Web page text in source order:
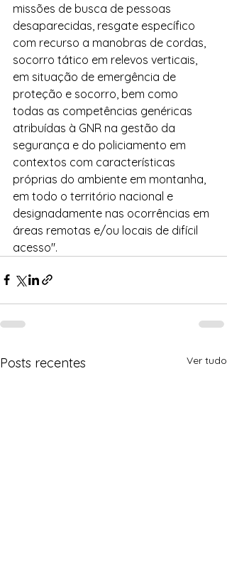
missões de busca de pessoas
desaparecidas, resgate específico
com recurso a manobras de cordas,
socorro tático em relevos verticais,
em situação de emergência de
proteção e socorro, bem como
todas as competências genéricas
atribuídas à GNR na gestão da
segurança e do policiamento em
contextos com características
próprias do ambiente em montanha,
em todo o território nacional e
designadamente nas ocorrências em
áreas remotas e/ou locais de difícil
acesso".
Posts recentes Ver tudo